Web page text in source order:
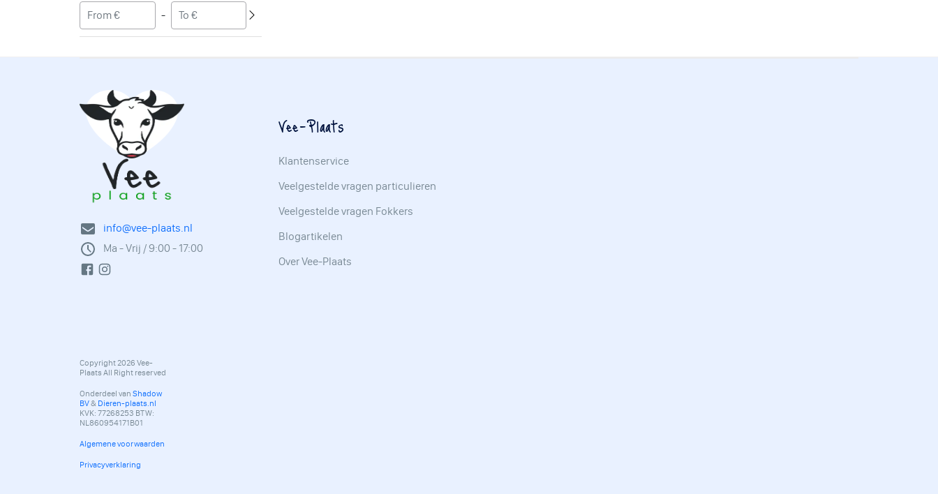
-
info@vee-plaats.nl
Ma - Vrij / 9:00 - 17:00
Copyright 2026 Vee-
Plaats All Right reserved
Onderdeel van Shadow
BV& Dieren-plaats.nl
KVK: 77268253 BTW:
NL860954171B01
Algemene voorwaarden
Privacyverklaring
Vee-Plaats
Klantenservice
Veelgestelde vragen particulieren
Veelgestelde vragen Fokkers
Blogartikelen
Over Vee-Plaats